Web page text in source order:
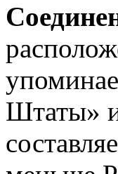
Штаты»